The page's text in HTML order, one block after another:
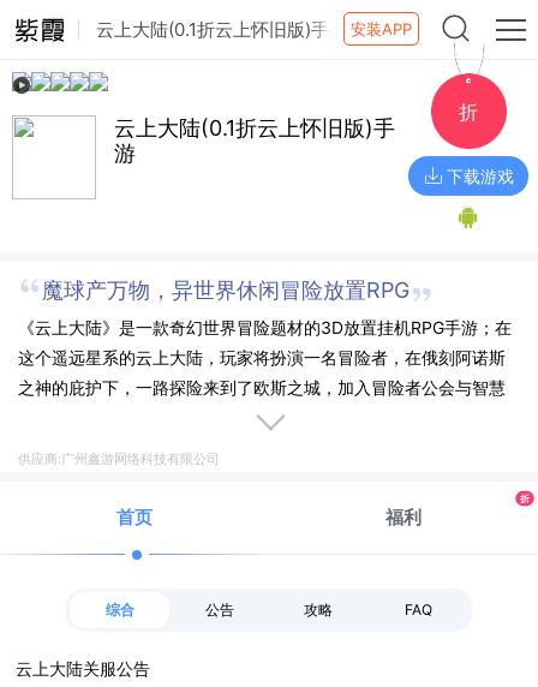
云上大陆(0.1折云上怀旧版)手
游
安装APP
云上大陆(0.1折云上怀旧版)手
游
折
下载游戏
魔球产万物，异世界休闲冒险放置RPG
《云上大陆》是一款奇幻世界冒险题材的3D放置挂机RPG手游；在
这个遥远星系的云上大陆，玩家将扮演一名冒险者，在俄刻阿诺斯
之神的庇护下，一路探险来到了欧斯之城，加入冒险者公会与智慧
高超的矮人族、身手敏捷的精灵族一起并肩作战，抵御邪恶龙族和
的守护者，守护云上大陆和平！
供应商:广州鑫游网络科技有限公司
首页 福利
折
综合 公告 攻略 FAQ
云上大陆关服公告